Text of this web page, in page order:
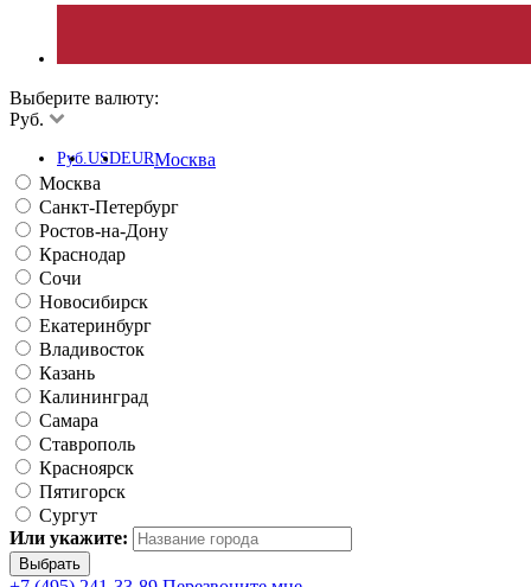
Выберите валюту:
Руб.
Руб.USDEURМосква
Москва
Санкт-Петербург
Ростов-на-Дону
Краснодар
Сочи
Новосибирск
Екатеринбург
Владивосток
Казань
Калининград
Самара
Ставрополь
Красноярск
Пятигорск
Сургут
Или укажите: